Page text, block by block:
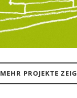
MEHR PROJEKTE